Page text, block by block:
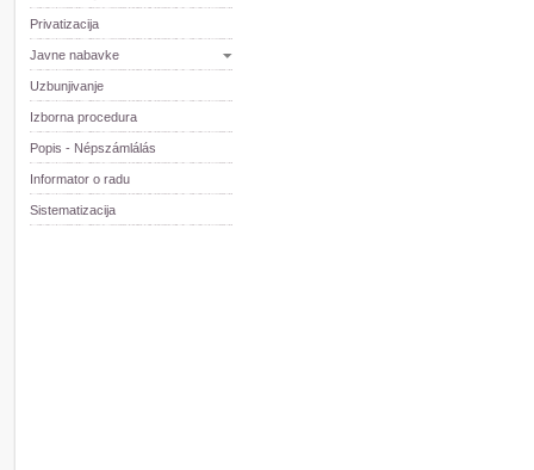
Privatizacija
Javne nabavke
Uzbunjivanje
Izborna procedura
Popis - Népszámlálás
Informator o radu
Sistematizacija